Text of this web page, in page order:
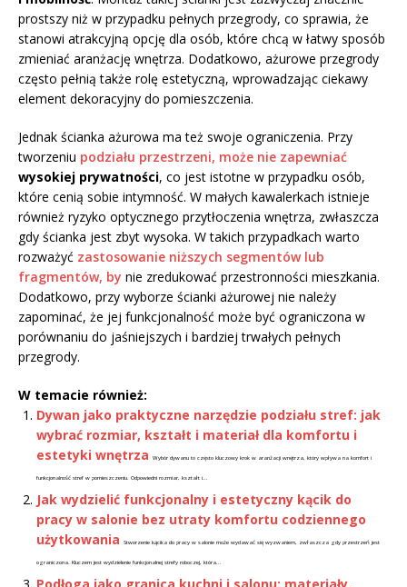
prostszy niż w przypadku pełnych przegrody, co sprawia, że
stanowi atrakcyjną opcję dla osób, które chcą w łatwy sposób
zmieniać aranżację wnętrza. Dodatkowo, ażurowe przegrody
często pełnią także rolę estetyczną, wprowadzając ciekawy
element dekoracyjny do pomieszczenia.
Jednak ścianka ażurowa ma też swoje ograniczenia. Przy
tworzeniu podziału przestrzeni, może nie zapewniać
wysokiej prywatności, co jest istotne w przypadku osób,
które cenią sobie intymność. W małych kawalerkach istnieje
również ryzyko optycznego przytłoczenia wnętrza, zwłaszcza
gdy ścianka jest zbyt wysoka. W takich przypadkach warto
rozważyć zastosowanie niższych segmentów lub
fragmentów, by nie zredukować przestronności mieszkania.
Dodatkowo, przy wyborze ścianki ażurowej nie należy
zapominać, że jej funkcjonalność może być ograniczona w
porównaniu do jaśniejszych i bardziej trwałych pełnych
przegrody.
W temacie również:
Dywan jako praktyczne narzędzie podziału stref: jak
wybrać rozmiar, kształt i materiał dla komfortu i
estetyki wnętrza
Wybór dywanu to często kluczowy krok w aranżacji wnętrza, który wpływa na komfort i
funkcjonalność stref w pomieszczeniu. Odpowiedni rozmiar, kształt i...
Jak wydzielić funkcjonalny i estetyczny kącik do
pracy w salonie bez utraty komfortu codziennego
użytkowania
Stworzenie kącika do pracy w salonie może wydawać się wyzwaniem, zwłaszcza gdy przestrzeń jest
ograniczona. Kluczem jest wydzielenie funkcjonalnej strefy roboczej, która...
Podłoga jako granica kuchni i salonu: materiały,